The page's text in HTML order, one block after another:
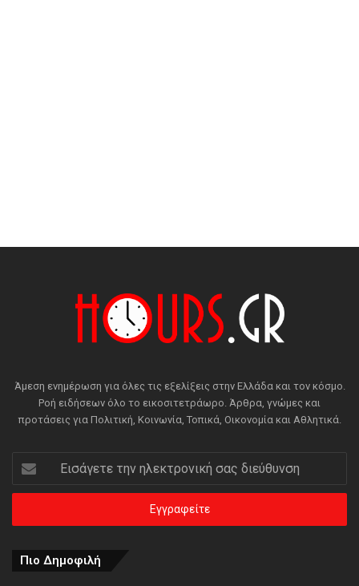
Άμεση ενημέρωση για όλες τις εξελίξεις στην Ελλάδα και τον κόσμο.
Ροή ειδήσεων όλο το εικοσιτετράωρο. Άρθρα, γνώμες και
προτάσεις για Πολιτική, Κοινωνία, Τοπικά, Οικονομία και Αθλητικά.
την
ηλεκτρονική
διεύθυνση
Πιο Δημοφιλή